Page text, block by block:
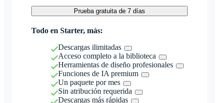
Prueba gratuita de 7 días
Todo en Starter, más:
Descargas ilimitadas
Acceso completo a la biblioteca
Herramientas de diseño profesionales
Funciones de IA premium
Un paquete por mes
Sin atribución requerida
Descargas más rápidas